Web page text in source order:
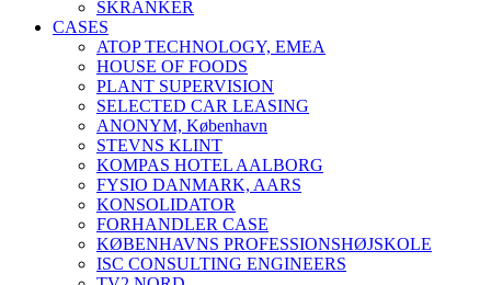
SKRANKER
CASES
ATOP TECHNOLOGY, EMEA
HOUSE OF FOODS
PLANT SUPERVISION
SELECTED CAR LEASING
ANONYM, København
STEVNS KLINT
KOMPAS HOTEL AALBORG
FYSIO DANMARK, AARS
KONSOLIDATOR
FORHANDLER CASE
KØBENHAVNS PROFESSIONSHØJSKOLE
ISC CONSULTING ENGINEERS